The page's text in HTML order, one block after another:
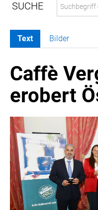
MELDUNGEN
COCA-COLA
COCA-COLA HBC ÖSTERREICH
Nemiroff
Padre Azul
The Famous Grouse
Ron Barceló
Costa Coffee
Glendalough
Caffè Vergnano
Naked Malt
Text Bilder
Caffè
erobert